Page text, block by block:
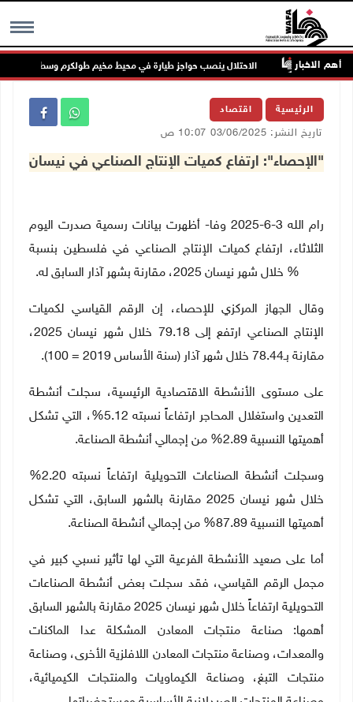
MENU أهم الاخبار الاحتلال ينصب حواجز طيارة في محيط مخيم طولكرم وسط اطلاق
الرئيسية اقتصاد
تاريخ النشر: 03/06/2025 10:07 ص
"الإحصاء": ارتفاع كميات الإنتاج الصناعي في نيسان
رام الله 3-6-2025 وفا- أظهرت بيانات رسمية صدرت اليوم
الثلاثاء، ارتفاع كميات الإنتاج الصناعي في فلسطين بنسبة
وقال الجهاز المركزي للإحصاء، إن الرقم القياسي لكميات
الإنتاج الصناعي ارتفع إلى 79.18 خلال شهر نيسان 2025،
مقارنة بـ78.44 خلال شهر آذار (سنة الأساس 2019 = 100).
على مستوى الأنشطة الاقتصادية الرئيسية، سجلت أنشطة
التعدين واستغلال المحاجر ارتفاعاً نسبته 5.12%، التي تشكل
أهميتها النسبية 2.89% من إجمالي أنشطة الصناعة.
وسجلت أنشطة الصناعات التحويلية ارتفاعاً نسبته 2.20%
خلال شهر نيسان 2025 مقارنة بالشهر السابق، التي تشكل
أهميتها النسبية 87.89% من إجمالي أنشطة الصناعة.
أما على صعيد الأنشطة الفرعية التي لها تأثير نسبي كبير في
مجمل الرقم القياسي، فقد سجلت بعض أنشطة الصناعات
التحويلية ارتفاعاً خلال شهر نيسان 2025 مقارنة بالشهر السابق
أهمها: صناعة منتجات المعادن المشكلة عدا الماكنات
والمعدات، وصناعة منتجات المعادن اللافلزية الأخرى، وصناعة
منتجات التبغ، وصناعة الكيماويات والمنتجات الكيميائية،